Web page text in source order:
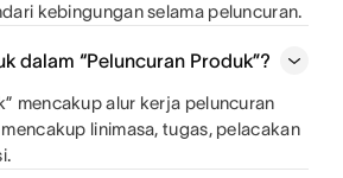
kebingungan selama peluncuran.
dalam “Peluncuran Produk”?
mencakup alur kerja peluncuran
linimasa, tugas, pelacakan